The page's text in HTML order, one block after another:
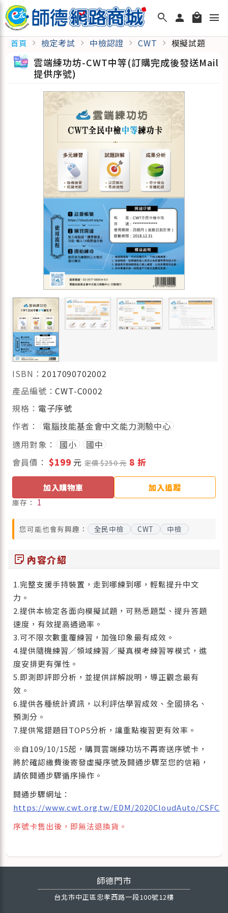
search person local_mall menu
首頁 chevron_right 檢定考試 chevron_right 中檢認證 chevron_right CWT chevron_right 模擬試題
雲端練功坊-CWT中等(訂購完成後發送Mail
提供序號)
ISBN： 2017090702002
產品編號：CWT-C0002
規格： 電子序號
作者：
電腦技能基金會中文能力測驗中心
適用對象：
國小
國中
會員價： $199 元定價 $250 元 8 折
加入購物車 加入追蹤
庫存： 1
您可能也會有興趣： 全民中檢 CWT 中檢
sticky_note_2 內容介紹
1.完整支援手持裝置，走到哪練到哪，輕鬆提升中文
力。
2.提供本檢定各面向模擬試題，可熟悉題型、提升答題
速度，有效提高通過率。
3.可不限次數重覆練習，加強印象最有成效。
4.提供隨機練習／領域練習／擬真模考練習等模式，進
度安排更有彈性。
5.即測即評即分析，並提供詳解說明，導正觀念最有
效。
6.提供各種統計資訊，以利評估學習成效、全國排名、
預測分。
7.提供常錯題目TOP5分析，讓重點複習更有效率。
※自109/10/15起，購買雲端練功坊不再寄送序號卡，
將於確認繳費後寄發虛擬序號及開通步驟至您的信箱，
請依開通步驟循序操作。
開通步驟網址：
https://www.cwt.org.tw/EDM/2020CloudAuto/
序號卡售出後，即無法退換貨。
師德門市
台北市中正區忠孝西路一段100號12樓